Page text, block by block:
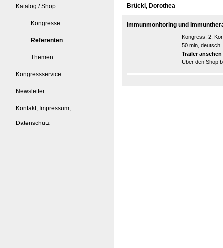
Katalog / Shop
Kongresse
Referenten
Themen
Kongressservice
Newsletter
Kontakt, Impressum,
Datenschutz
Brückl, Dorothea
Immunmonitoring und
Kongress: 2.
50 min, deutsch
Trailer ansehen
Über den Shop